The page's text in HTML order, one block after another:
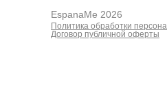
EspanaMe 2026
Политика обработки
Договор публичной оферты